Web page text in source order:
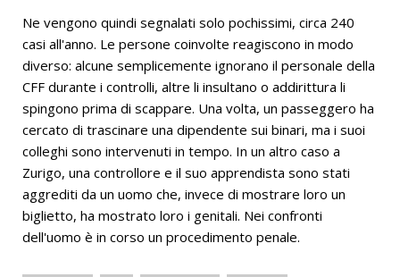
Ne vengono quindi segnalati solo pochissimi, circa 240
casi all'anno. Le persone coinvolte reagiscono in modo
diverso: alcune semplicemente ignorano il personale della
CFF durante i controlli, altre li insultano o addirittura li
spingono prima di scappare. Una volta, un passeggero ha
cercato di trascinare una dipendente sui binari, ma i suoi
colleghi sono intervenuti in tempo. In un altro caso a
Zurigo, una controllore e il suo apprendista sono stati
aggrediti da un uomo che, invece di mostrare loro un
biglietto, ha mostrato loro i genitali. Nei confronti
dell'uomo è in corso un procedimento penale.